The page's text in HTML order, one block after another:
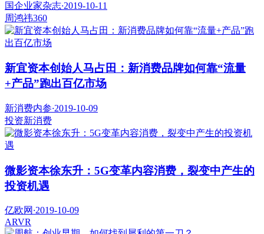
国企业家杂志·2019-10-11
周鸿祎360
新宜资本创始人马占田：新消费品牌如何靠“流量
+产品”跑出百亿市场
新消费内参·2019-10-09
投资新消费
微影资本徐东升：5G变革内容消费，裂变中产生的
投资机遇
亿欧网 ·2019-10-09
ARVR